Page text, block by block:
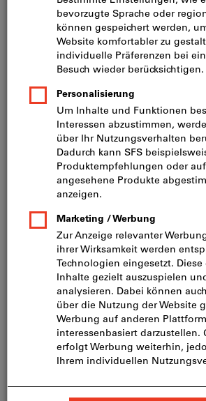
Preis pro 100 Stück
inkl. MwSt. zzgl. Versandkosten
Netto: CHF 44.50
Mindestbestellmenge: 250 Stück
Bestellschritt: 250 Stück
In den Warenkorb
Sofort lieferbar
Artikel merken Artikel teilen
Produktdetails
Beschreibung